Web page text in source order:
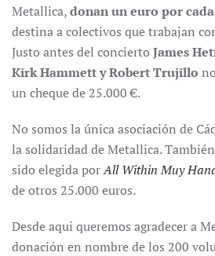
Metallica,donan un euro por
destina a colectivos que trabajan
Justo antes del concierto James
Kirk Hammett y Robert Trujillo
un cheque de 25.000 €.
No somos la única asociación de
la solidaridad de Metallica.
sido elegida porAll Within Muy
de otros 25.000 euros.
Desde aqui queremos agradecer a
donación en nombre de los 200